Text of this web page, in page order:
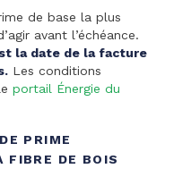
de base la plus
avant l’échéance.
la date de la facture
Les conditions
portail Énergie du
PRIME
FIBRE DE BOIS